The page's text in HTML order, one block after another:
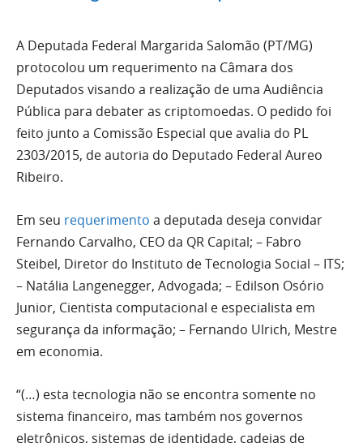
A Deputada Federal Margarida Salomão (PT/MG)
protocolou um requerimento na Câmara dos
Deputados visando a realização de uma Audiência
Pública para debater as criptomoedas. O pedido foi
feito junto a Comissão Especial que avalia do PL
2303/2015, de autoria do Deputado Federal Aureo
Ribeiro.
Em seu requerimento a deputada deseja convidar
Fernando Carvalho, CEO da QR Capital; – Fabro
Steibel, Diretor do Instituto de Tecnologia Social – ITS;
– Natália Langenegger, Advogada; – Edilson Osório
Junior, Cientista computacional e especialista em
segurança da informação; – Fernando Ulrich, Mestre
em economia.
“(…) esta tecnologia não se encontra somente no
sistema financeiro, mas também nos governos
eletrônicos, sistemas de identidade, cadeias de